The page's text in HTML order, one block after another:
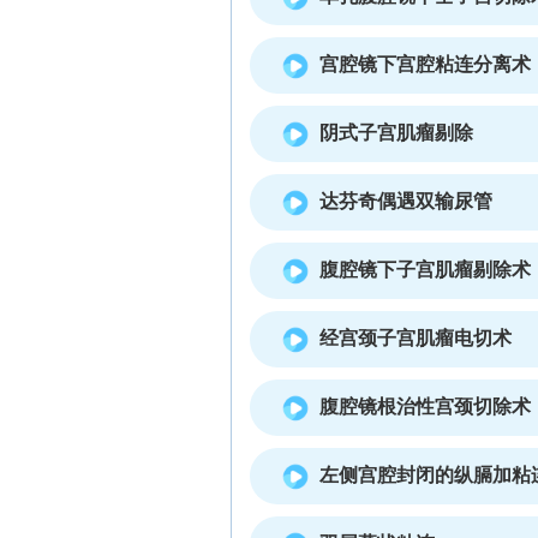
宫腔镜下宫腔粘连分离术
阴式子宫肌瘤剔除
达芬奇偶遇双输尿管
腹腔镜下子宫肌瘤剔除术
经宫颈子宫肌瘤电切术
腹腔镜根治性宫颈切除术
左侧宫腔封闭的纵膈加粘